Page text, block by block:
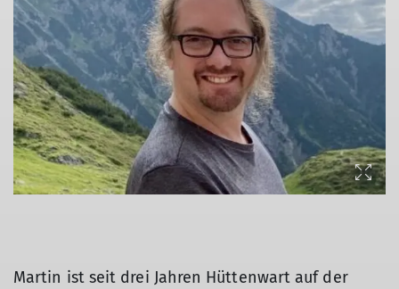
Martin ist seit drei Jahren Hüttenwart auf der